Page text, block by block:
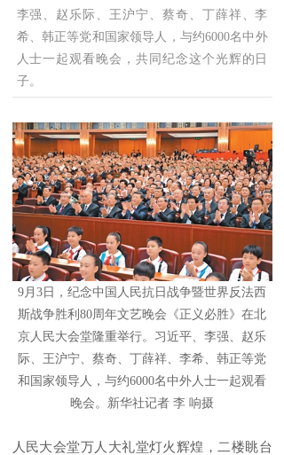
李强、赵乐际、王沪宁、蔡奇、丁薛祥、李
希、韩正等党和国家领导人，与约6000名中外
人士一起观看晚会，共同纪念这个光辉的日
子。
9月3日，纪念中国人民抗日战争暨世界反法西
斯战争胜利80周年文艺晚会《正义必胜》在北
京人民大会堂隆重举行。习近平、李强、赵乐
际、王沪宁、蔡奇、丁薛祥、李希、韩正等党
和国家领导人，与约6000名中外人士一起观看
晚会。新华社记者 李 响摄
人民大会堂万人大礼堂灯火辉煌，二楼眺台